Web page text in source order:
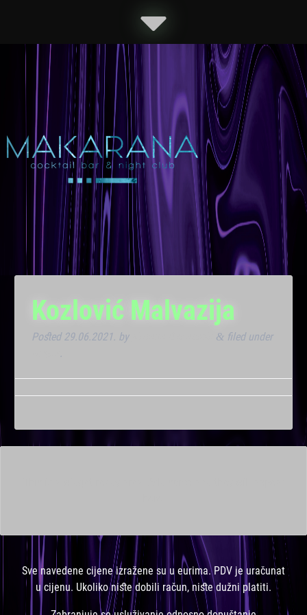
Kozlović Malvazija
Posted 29.06.2021. by & filed under
.
Sve navedene cijene izražene su u eurima. PDV je uračunat
u cijenu. Ukoliko niste dobili račun, niste dužni platiti.